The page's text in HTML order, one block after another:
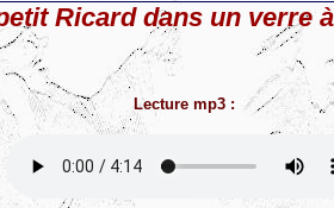
Ricard dans un verre
Lecture mp3 :